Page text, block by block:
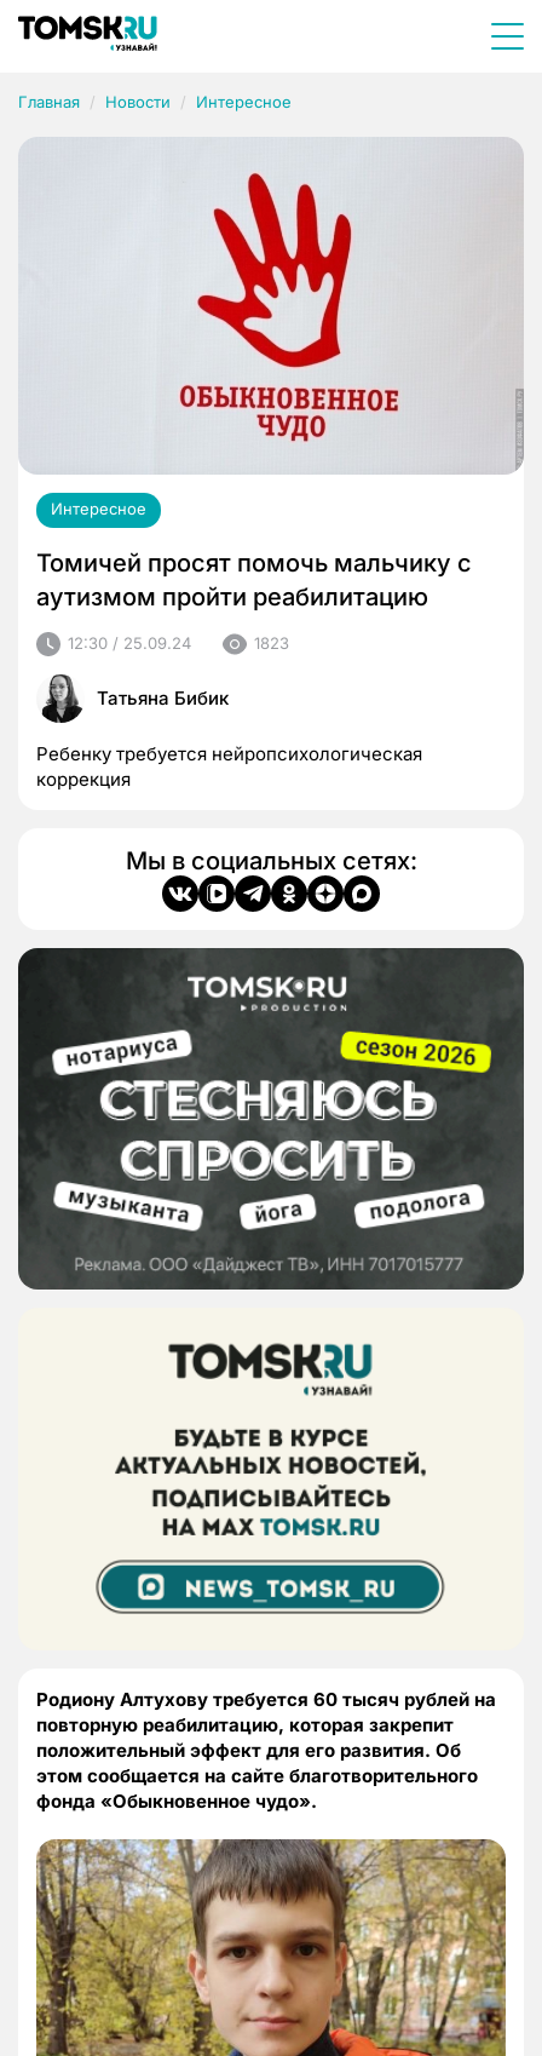
Главная Новости Интересное
Интересное
Томичей просят помочь мальчику с
аутизмом пройти реабилитацию
12:30 / 25.09.24 1823
Татьяна Бибик
Ребенку требуется нейропсихологическая
коррекция
Мы в социальных сетях:
Родиону Алтухову требуется 60 тысяч рублей на
повторную реабилитацию, которая закрепит
положительный эффект для его развития. Об
этом сообщается на сайте благотворительного
фонда «Обыкновенное чудо».